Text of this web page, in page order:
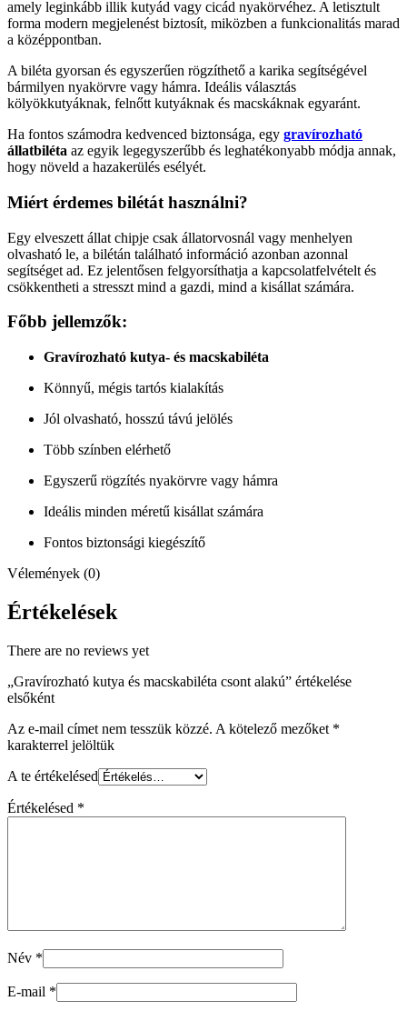
amely leginkább illik kutyád vagy cicád nyakörvéhez. A letisztult
forma modern megjelenést biztosít, miközben a funkcionalitás marad
a középpontban.
A biléta gyorsan és egyszerűen rögzíthető a karika segítségével
bármilyen nyakörvre vagy hámra. Ideális választás
kölyökkutyáknak, felnőtt kutyáknak és macskáknak egyaránt.
Ha fontos számodra kedvenced biztonsága, egy gravírozható
állatbiléta az egyik legegyszerűbb és leghatékonyabb módja annak,
hogy növeld a hazakerülés esélyét.
Miért érdemes bilétát használni?
Egy elveszett állat chipje csak állatorvosnál vagy menhelyen
olvasható le, a bilétán található információ azonban azonnal
segítséget ad. Ez jelentősen felgyorsíthatja a kapcsolatfelvételt és
csökkentheti a stresszt mind a gazdi, mind a kisállat számára.
Főbb jellemzők:
Gravírozható kutya- és macskabiléta
Könnyű, mégis tartós kialakítás
Jól olvasható, hosszú távú jelölés
Több színben elérhető
Egyszerű rögzítés nyakörvre vagy hámra
Ideális minden méretű kisállat számára
Fontos biztonsági kiegészítő
Vélemények (0)
Értékelések
There are no reviews yet
„Gravírozható kutya és macskabiléta csont alakú” értékelése
elsőként
Az e-mail címet nem tesszük közzé. A kötelező mezőket *
karakterrel jelöltük
A te értékelésed
Értékelésed *
Név *
E-mail *